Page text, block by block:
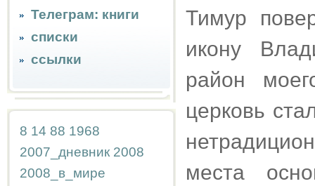
Телеграм: книги
списки
ссылки
8 14 88 1968
2007_дневник 2008
2008_в_мире
Тимур
икону
район
церковь
места